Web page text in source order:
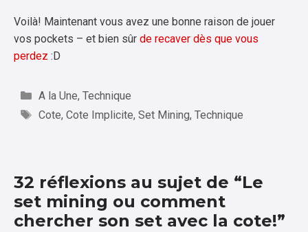
Voilà! Maintenant vous avez une bonne raison de jouer
vos pockets – et bien sûr de recaver dès que vous
perdez :D
Catégories
A la Une, Technique
Étiquettes
Cote, Cote Implicite, Set Mining, Technique
32 réflexions au sujet de “Le
set mining ou comment
chercher son set avec la cote!”